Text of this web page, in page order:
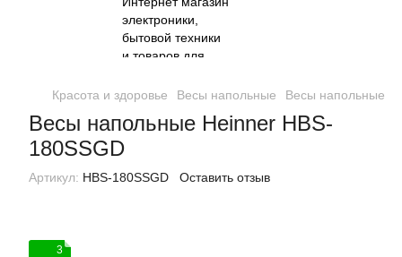
Красота и здоровье Весы напольные Весы напольные
Весы напольные Heinner HBS-
180SSGD
Артикул: HBS-180SSGD Оставить отзыв
3